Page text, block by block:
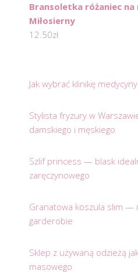
Bransoletka różaniec na
Miłosierny
12.50zł
Jak wybrać klinikę
Stylista fryzury w
damskiego i męskiego
Szlif princess — blask
zaręczynowego
Granatowa koszula slim —
garderobie
Sklep z używaną odzieżą
masowego